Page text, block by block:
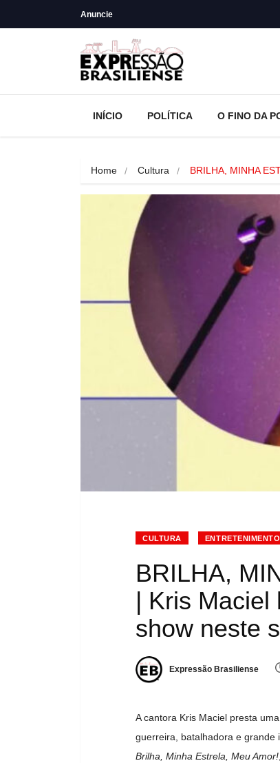
Anuncie
INÍCIO POLÍTICA O FINO DA
Home Cultura BRILHA, MINHA
CULTURA ENTRETENIMENTO
BRILHA,
| Kris Maciel
show neste
Expressão Brasiliense
A cantora Kris Maciel presta
guerreira, batalhadora e grande
Brilha, Minha Estrela, Meu Amor!